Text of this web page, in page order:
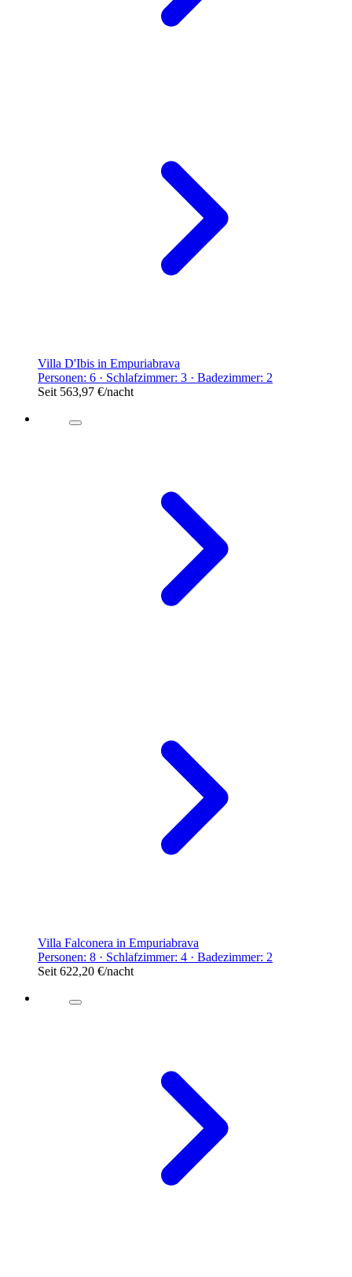
Villa D'Ibis in Empuriabrava
Personen: 6 · Schlafzimmer: 3 · Badezimmer: 2
Seit 563,97 €/nacht
Villa Falconera in Empuriabrava
Personen: 8 · Schlafzimmer: 4 · Badezimmer: 2
Seit 622,20 €/nacht